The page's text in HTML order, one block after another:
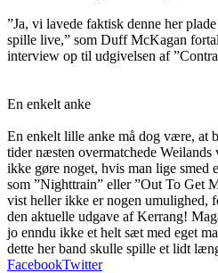
”Ja, vi lavede faktisk denne her
spille live,” som Duff McKagan
interview op til udgivelsen af
En enkelt anke
En enkelt lille anke må dog være, at
tider næsten overmatchede
ikke gøre noget, hvis man lige smed
som ”Nighttrain” eller ”Out To Get
vist heller ikke er nogen umulighed,
den aktuelle udgave af Kerrang!
jo enndu ikke et helt sæt med eget
dette her band skulle spille et lidt
FacebookTwitter